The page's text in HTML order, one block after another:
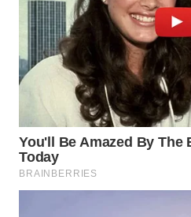
LANGKAT
WN
TAPANULI
SELATAN
WN
TANJUNG
LESUNG